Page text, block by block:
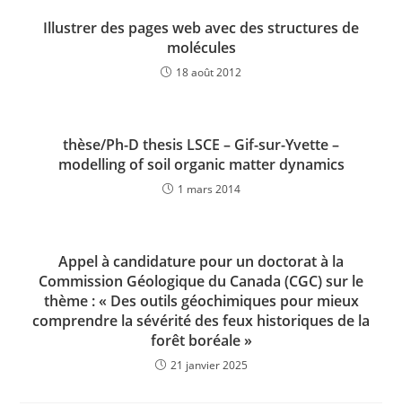
Illustrer des pages web avec des structures de
molécules
18 août 2012
thèse/Ph-D thesis LSCE – Gif-sur-Yvette –
modelling of soil organic matter dynamics
1 mars 2014
Appel à candidature pour un doctorat à la
Commission Géologique du Canada (CGC) sur le
thème : « Des outils géochimiques pour mieux
comprendre la sévérité des feux historiques de la
forêt boréale »
21 janvier 2025